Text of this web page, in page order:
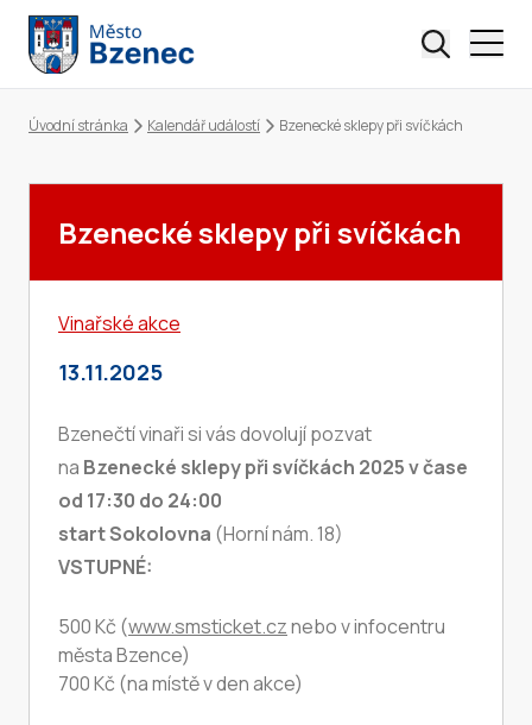
Drobečková navigace
Úvodní stránka Kalendář událostí Bzenecké sklepy při svíčkách
Bzenecké sklepy při svíčkách
Vinařské akce
13.11.2025
Bzenečtí vinaři si vás dovolují pozvat
na Bzenecké sklepy při svíčkách 2025 v čase
od 17:30 do 24:00
start Sokolovna (Horní nám. 18)
VSTUPNÉ:
500 Kč (www.smsticket.cznebo v infocentru
města Bzence)
700 Kč (na místě v den akce)